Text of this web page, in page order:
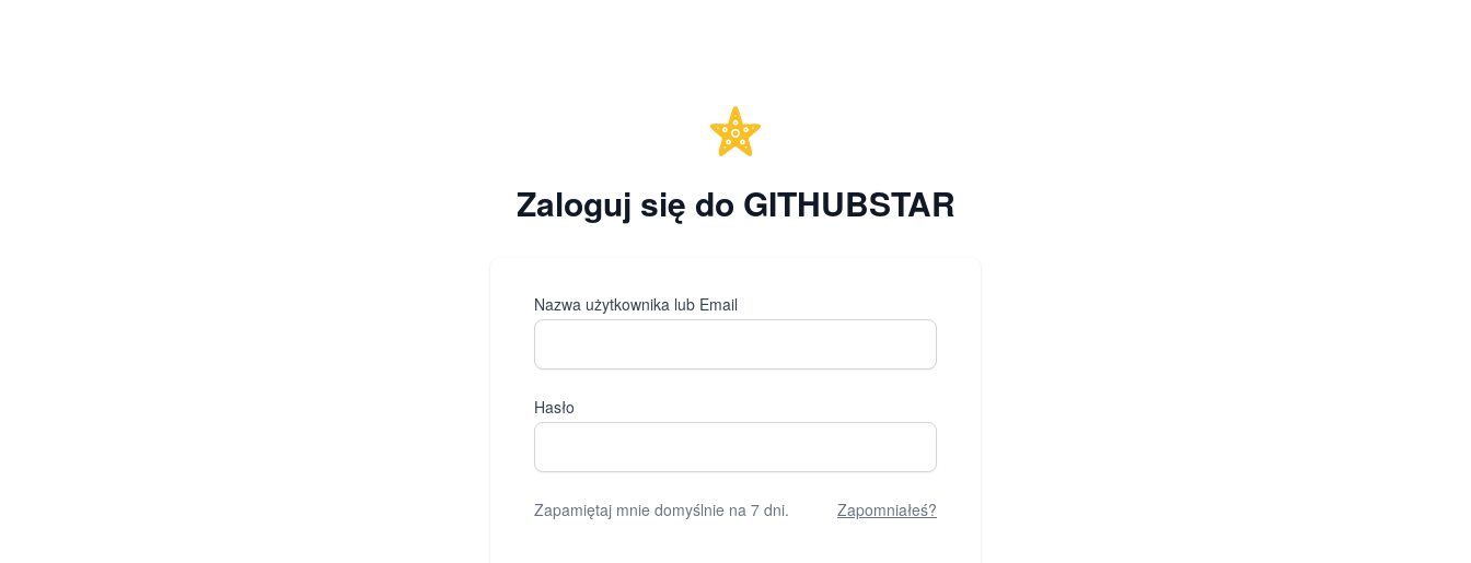
Zaloguj się do GITHUBSTAR
Nazwa użytkownika lub Email
Hasło
Zapamiętaj mnie domyślnie na 7 dni. Zapomniałeś?